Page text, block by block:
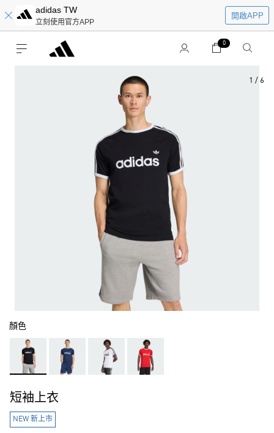
adidas TW
立刻使用官方APP
開啟APP
0
1 / 6
顏色
短袖上衣
NEW 新上市